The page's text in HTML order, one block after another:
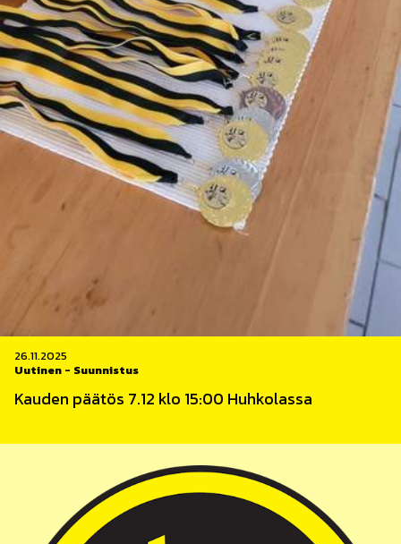
26.11.2025
Uutinen - Suunnistus
Kauden päätös 7.12 klo 15:00 Huhkolassa